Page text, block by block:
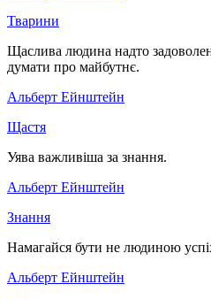
Тварини
Щаслива людина надто
думати про майбутнє.
Альберт Ейнштейн
Щастя
Уява важливіша за знання.
Альберт Ейнштейн
Знання
Намагайся бути не людиною
Альберт Ейнштейн